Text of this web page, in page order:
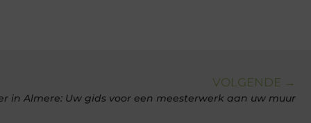
VOLGENDE →
in Almere: Uw gids voor een meesterwerk aan uw muur